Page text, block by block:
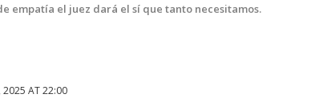
empatía el juez dará el sí que tanto necesitamos.
2025 AT 22:00